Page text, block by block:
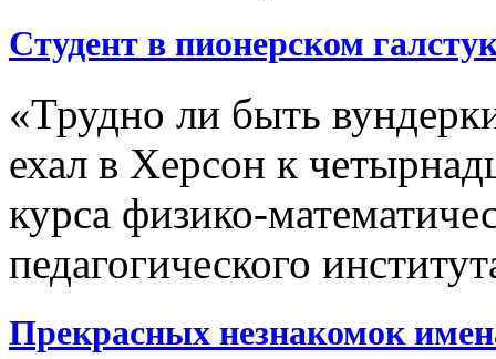
Студент в пионерском
«Трудно ли быть
ехал в Херсон к
курса физико-
педагогического
Прекрасных незнакомок